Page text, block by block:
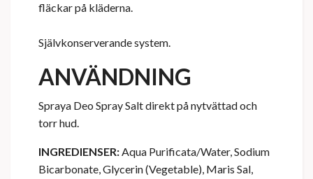
fläckar på kläderna.
Självkonserverande system.
ANVÄNDNING
Spraya Deo Spray Salt direkt på nytvättad och
torr hud.
INGREDIENSER:Aqua Purificata/Water, Sodium
Bicarbonate, Glycerin (Vegetable), Maris Sal,